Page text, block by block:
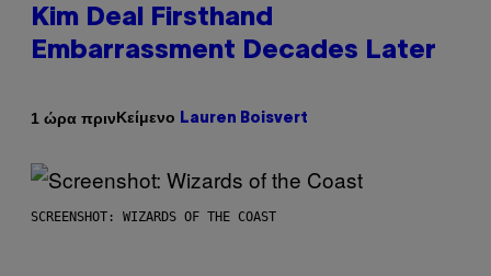
Kim Deal Firsthand
Embarrassment Decades Later
1 ώρα πρινΚείμενο Lauren Boisvert
SCREENSHOT: WIZARDS OF THE COAST